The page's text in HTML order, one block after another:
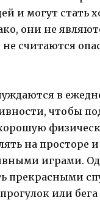
и могут стать
они не
считаются
в
чтобы
хорошую
на просторе и
играми.
прекрасными
или бега